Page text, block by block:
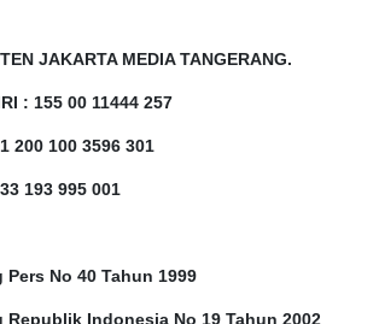
JAKARTA MEDIA TANGERANG.
: 155 00 11444 257
200 100 3596 301
193 995 001
No 40 Tahun 1999
Republik Indonesia No 19 Tahun 2002